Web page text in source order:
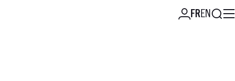
FREN